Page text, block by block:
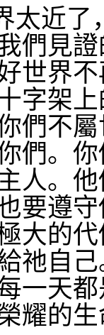
太近了
們見
世界
字架
們不
們。
人。
要遵
大的
祂自
一天
耀的